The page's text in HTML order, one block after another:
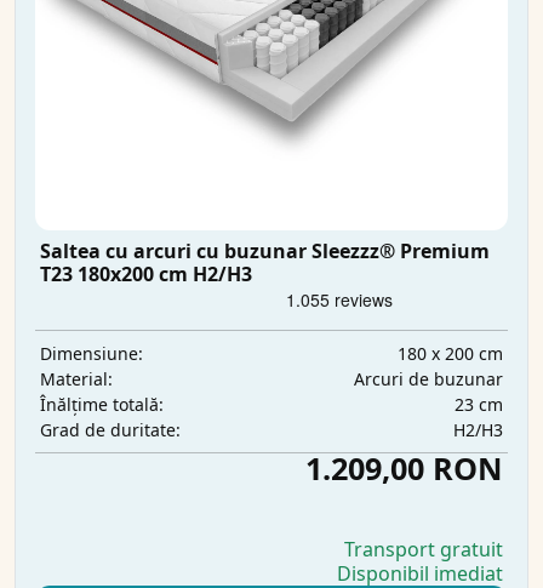
Saltea cu arcuri cu buzunar Sleezzz® Premium
T23 180x200 cm H2/H3
Dimensiune:
180 x 200 cm
Material:
Arcuri de buzunar
Înălțime totală:
23 cm
Grad de duritate:
H2/H3
1.209,00 RON
Transport gratuit
Disponibil imediat